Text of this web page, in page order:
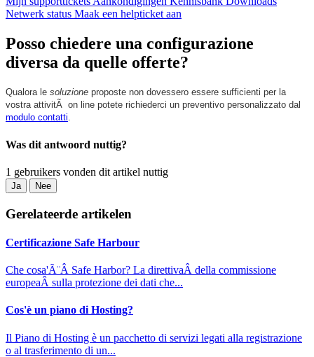
Netwerk status Maak een helpticket aan
Posso chiedere una configurazione
diversa da quelle offerte?
Qualora le soluzione proposte non dovessero essere sufficienti per la
vostra attivitÃ on line potete richiederci un preventivo personalizzato dal
modulo contatti.
Was dit antwoord nuttig?
1 gebruikers vonden dit artikel nuttig
Ja Nee
Gerelateerde artikelen
Certificazione Safe Harbour
Che cosa'Ã¨Â Safe Harbor? La direttivaÂ della commissione
europeaÂ sulla protezione dei dati che...
Cos'è un piano di Hosting?
Il Piano di Hosting è un pacchetto di servizi legati alla registrazione
o al trasferimento di un...